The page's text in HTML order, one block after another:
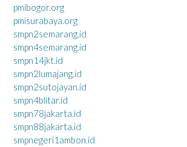
pmibogor.org
pmisurabaya.org
smpn2semarang.id
smpn4semarang.id
smpn14jkt.id
smpn2lumajang.id
smpn2sutojayan.id
smpn4blitar.id
smpn78jakarta.id
smpn88jakarta.id
smpnegeri1ambon.id